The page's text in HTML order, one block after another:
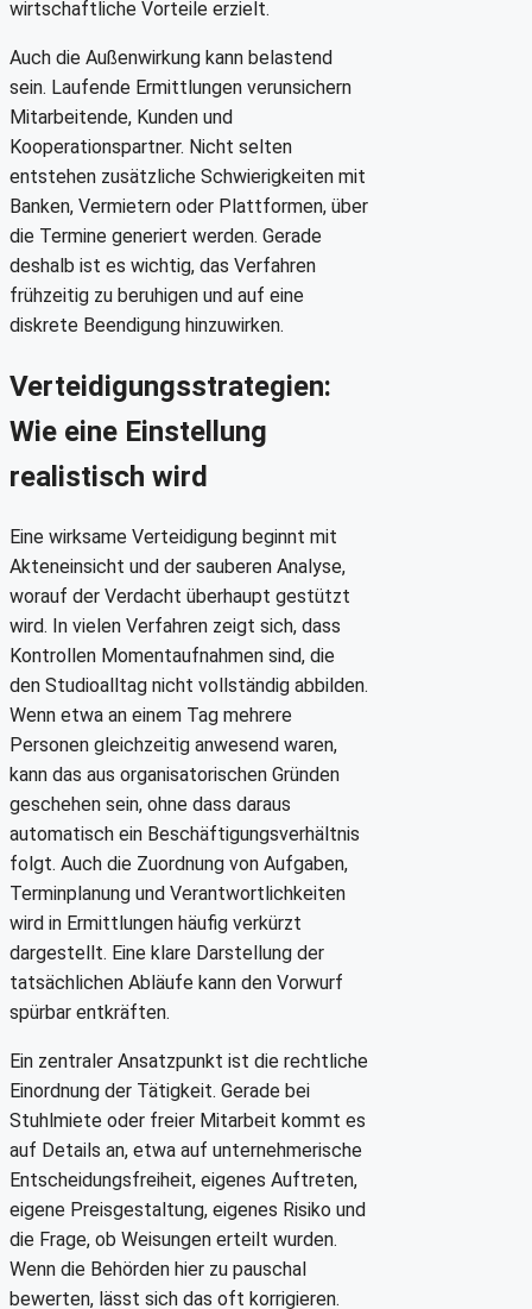
wirtschaftliche Vorteile erzielt.
Auch die Außenwirkung kann belastend
sein. Laufende Ermittlungen verunsichern
Mitarbeitende, Kunden und
Kooperationspartner. Nicht selten
entstehen zusätzliche Schwierigkeiten mit
Banken, Vermietern oder Plattformen, über
die Termine generiert werden. Gerade
deshalb ist es wichtig, das Verfahren
frühzeitig zu beruhigen und auf eine
diskrete Beendigung hinzuwirken.
Verteidigungsstrategien:
Wie eine Einstellung
realistisch wird
Eine wirksame Verteidigung beginnt mit
Akteneinsicht und der sauberen Analyse,
worauf der Verdacht überhaupt gestützt
wird. In vielen Verfahren zeigt sich, dass
Kontrollen Momentaufnahmen sind, die
den Studioalltag nicht vollständig abbilden.
Wenn etwa an einem Tag mehrere
Personen gleichzeitig anwesend waren,
kann das aus organisatorischen Gründen
geschehen sein, ohne dass daraus
automatisch ein Beschäftigungsverhältnis
folgt. Auch die Zuordnung von Aufgaben,
Terminplanung und Verantwortlichkeiten
wird in Ermittlungen häufig verkürzt
dargestellt. Eine klare Darstellung der
tatsächlichen Abläufe kann den Vorwurf
spürbar entkräften.
Ein zentraler Ansatzpunkt ist die rechtliche
Einordnung der Tätigkeit. Gerade bei
Stuhlmiete oder freier Mitarbeit kommt es
auf Details an, etwa auf unternehmerische
Entscheidungsfreiheit, eigenes Auftreten,
eigene Preisgestaltung, eigenes Risiko und
die Frage, ob Weisungen erteilt wurden.
Wenn die Behörden hier zu pauschal
bewerten, lässt sich das oft korrigieren.